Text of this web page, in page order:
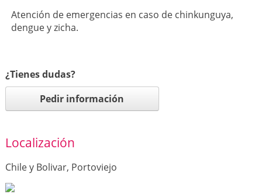
Atención de emergencias en caso de chinkunguya,
dengue y zicha.
¿Tienes dudas?
Pedir información
Localización
Chile y Bolivar, Portoviejo